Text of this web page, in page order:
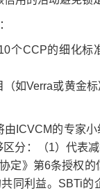
个CCP的细化
（如Verra或黄金
ICVCM的专家
分：（1）代表
定》第6条授权
同利益。SBTi